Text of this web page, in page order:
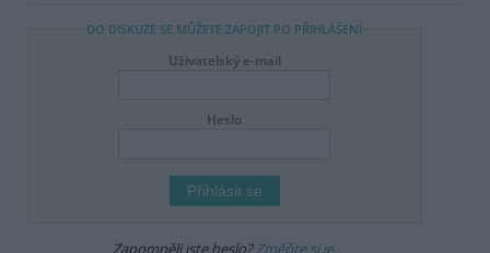
DO DISKUZE SE MŮŽETE ZAPOJIT PO PŘIHLÁŠENÍ
Uživatelský e-mail
Heslo
Zapomněli jste heslo?Změňte si je.